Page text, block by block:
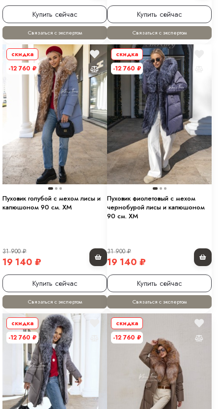
Купить сейчас
Связаться с экспертом
Купить сейчас
Связаться с экспертом
скидка
-12 760 ₽
Пуховик голубой с мехом лисы и
капюшоном 90 см. ХМ
31 900₽
19 140 ₽
Купить сейчас
Связаться с экспертом
скидка
-12 760 ₽
Пуховик фиолетовый с мехом
чернобурой лисы и капюшоном
90 см. ХМ
31 900₽
19 140 ₽
Купить сейчас
Связаться с экспертом
скидка
-12 760 ₽
скидка
-12 760 ₽